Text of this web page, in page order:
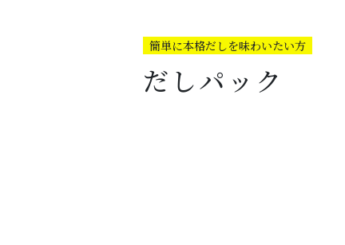
簡単に本格だしを味わいたい方
だしパック